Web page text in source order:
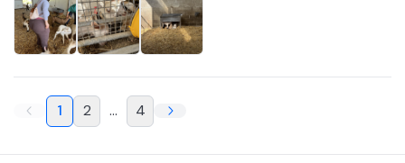
1 2 ... 4